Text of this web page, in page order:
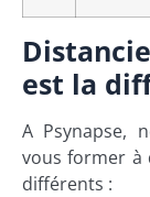
est la
A Psynapse,
vous former à
différents :